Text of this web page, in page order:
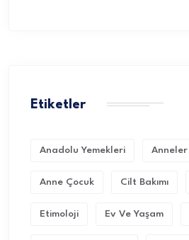
Etiketler
Anadolu Yemekleri Anneler
Anne Çocuk Cilt Bakımı
Etimoloji Ev Ve Yaşam